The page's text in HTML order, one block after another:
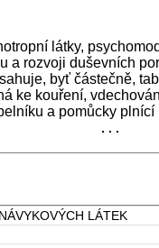
látky,
a rozvoji duševních
byť částečně,
kouření,
a pomůcky
. . .
LÁTEK